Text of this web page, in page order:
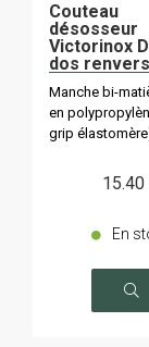
Couteau
désosseur
Victorinox
dos
5.6613.15D/
5.6613.12D
12cm
Manche bi-
en
grip
15.40
En